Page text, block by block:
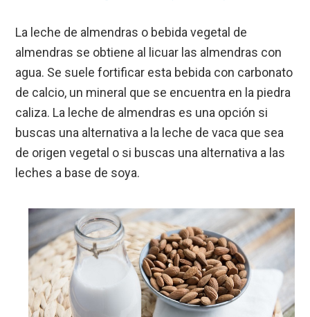
La leche de almendras o bebida vegetal de
almendras se obtiene al licuar las almendras con
agua. Se suele fortificar esta bebida con carbonato
de calcio, un mineral que se encuentra en la piedra
caliza. La leche de almendras es una opción si
buscas una alternativa a la leche de vaca que sea
de origen vegetal o si buscas una alternativa a las
leches a base de soya.